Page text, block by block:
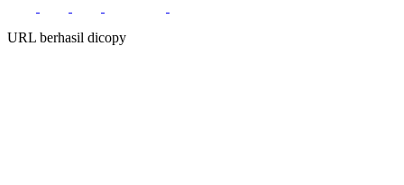
URL berhasil dicopy